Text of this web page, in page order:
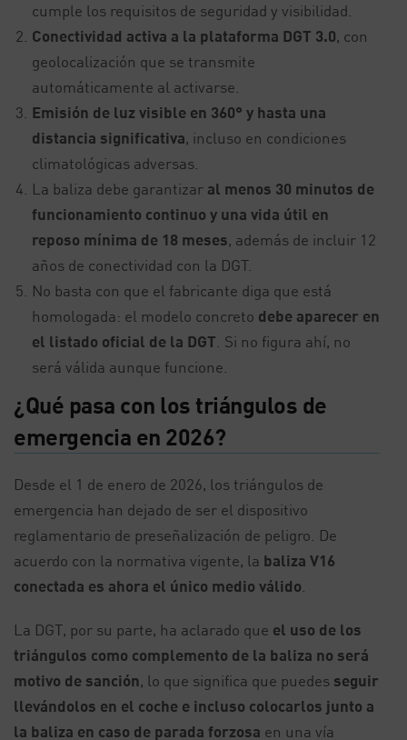
cumple los requisitos de seguridad y visibilidad.
Conectividad activa a la plataforma DGT 3.0, con
geolocalización que se transmite
automáticamente al activarse.
Emisión de luz visible en 360° y hasta una
distancia significativa, incluso en condiciones
climatológicas adversas.
La baliza debe garantizar al menos 30 minutos de
funcionamiento continuo y una vida útil en
reposo mínima de 18 meses, además de incluir 12
años de conectividad con la DGT.
No basta con que el fabricante diga que está
homologada: el modelo concreto debe aparecer en
el listado oficial de la DGT . Si no figura ahí, no
será válida aunque funcione.
¿Qué pasa con los triángulos de
emergencia en 2026?
Desde el 1 de enero de 2026, los triángulos de
emergencia han dejado de ser el dispositivo
reglamentario de preseñalización de peligro. De
acuerdo con la normativa vigente, la baliza V16
conectada es ahora el único medio válido
La DGT, por su parte, ha aclarado que el uso de los
triángulos como complemento de la baliza no será
motivo de sanción, lo que significa que puedes seguir
llevándolos en el coche e incluso colocarlos junto a
la baliza en caso de parada forzosa en una vía